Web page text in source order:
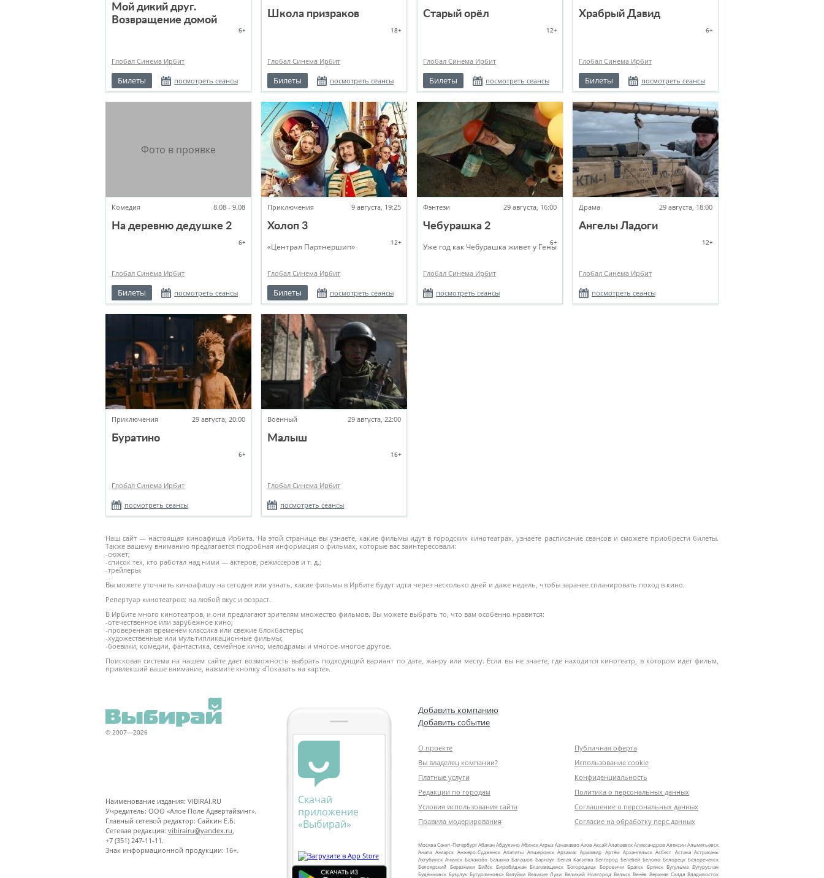
Наш сайт — настоящая киноафиша Ирбита. На этой странице вы узнаете, какие фильмы идут в городских кинотеатрах, узнаете расписание сеансов и сможете приобрести билеты.
Также вашему вниманию предлагается подробная информация о фильмах, которые вас заинтересовали:
-сюжет;
-список тех, кто работал над ними — актеров, режиссеров и т. д.;
-трейлеры.
Вы можете уточнить киноафишу на сегодня или узнать, какие фильмы в Ирбите будут идти через несколько дней и даже недель, чтобы заранее спланировать поход в кино.
Репертуар кинотеатров: на любой вкус и возраст.
В Ирбите много кинотеатров, и они предлагают зрителям множество фильмов. Вы можете выбрать то, что вам особенно нравится:
-отечественное или зарубежное кино;
-проверенная временем классика или свежие блокбастеры;
-художественные или мультипликационные фильмы;
-боевики, комедии, фантастика, семейное кино, мелодрамы и многое-многое другое.
Поисковая система на нашем сайте дает возможность выбрать подходящий вариант по дате, жанру или месту. Если вы не знаете, где находится кинотеатр, в котором идет фильм,
привлекший ваше внимание, нажмите кнопку «Показать на карте».
Мой дикий друг.
Возвращение домой
6+
Глобал Синема Ирбит
Билеты посмотреть сеансы
Школа призраков
18+
Глобал Синема Ирбит
Билеты посмотреть сеансы
Старый орёл
12+
Глобал Синема Ирбит
Билеты посмотреть сеансы
Храбрый Давид
6+
Глобал Синема Ирбит
Билеты посмотреть сеансы
Комедия 8.08 - 9.08
На деревню дедушке 2
6+
Глобал Синема Ирбит
Билеты посмотреть сеансы
Приключения 9 августа, 19:25
Холоп 3
12+
«Централ Партнершип»
Глобал Синема Ирбит
Билеты посмотреть сеансы
Фэнтези 29 августа, 16:00
Чебурашка 2
6+
Уже год как Чебурашка живет у Гены
Глобал Синема Ирбит
посмотреть сеансы
Драма 29 августа, 18:00
Ангелы Ладоги
12+
Глобал Синема Ирбит
посмотреть сеансы
Приключения 29 августа, 20:00
Буратино
6+
Глобал Синема Ирбит
посмотреть сеансы
Военный 29 августа, 22:00
Малыш
16+
Глобал Синема Ирбит
посмотреть сеансы
© 2007—2026
Наименование издания: VIBIRAI.RU
Учредитель: ООО «Алое Поле Адвертайзинг».
Главный сетевой редактор: Сайкин Е.Б.
Сетевая редакция: vibirairu@yandex.ru
+7 (351) 247-11-11.
Знак информационной продукции: 16+.
Скачай
приложение
«Выбирай»
Добавить компанию
Добавить событие
О проекте
Вы владелец компании?
Платные услуги
Редакции по городам
Условия использования сайта
Правила модерирования
Публичная оферта
Использование cookie
Конфиденциальность
Политика о персональных данных
Соглашение о персональных данных
Согласие на обработку перс.данных
МоскваСанкт‑ПетербургАбаканАбдулиноАбинскАгрызАзнакаевоАзовАксайАлапаевскАлександровАлексинАльметьевск
Анапа Ангарск Анжеро‑Судженск Апатиты Апшеронск Арзамас Армавир Артём Архангельск Асбест Астана Астрахань
Ахтубинск Ачинск Балаково Балахна Балашов Барнаул Белая Калитва Белгород Белебей Белово Белорецк Белореченск
Белоярский Березники Бийск Биробиджан Благовещенск Богородицк Боровичи Братск Брянск Бугульма Бугуруслан
Будённовск Бузулук Бутурлиновка Валуйки Великие Луки Великий Новгород Вельск Венёв Верхняя Салда Владивосток